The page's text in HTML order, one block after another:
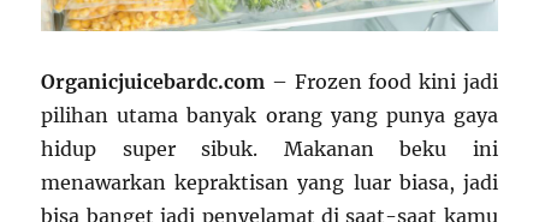
Organicjuicebardc.com – Frozen food kini jadi
pilihan utama banyak orang yang punya gaya
hidup super sibuk. Makanan beku ini
menawarkan kepraktisan yang luar biasa, jadi
bisa banget jadi penyelamat di saat-saat kamu